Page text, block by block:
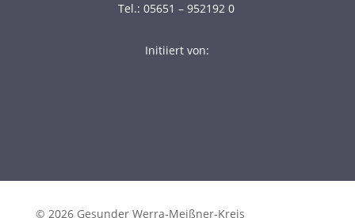
Tel.: 05651 – 952192 0
Initiiert von:
© 2026 Gesunder Werra-Meißner-Kreis